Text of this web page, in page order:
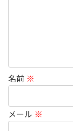
名前 ※
メール ※